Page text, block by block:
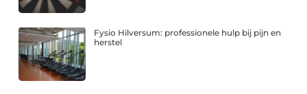
Fysio Hilversum: professionele hulp bij pijn en
herstel